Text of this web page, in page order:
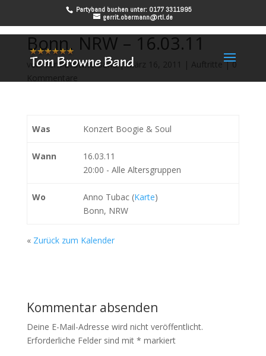
Partyband buchen unter: 0177 3311995
gerrit.obermann@rtl.de
Bonn, NRW – 16.03.11
vonTom Browne Band|März 16, 2011 | Auftritte|0
Kommentare
Was Konzert Boogie & Soul
Wann
16.03.11
20:00 - Alle Altersgruppen
Wo Anno Tubac (Karte)
Bonn, NRW
« Zurück zum Kalender
Kommentar absenden
Deine E-Mail-Adresse wird nicht veröffentlicht.
Erforderliche Felder sind mit * markiert